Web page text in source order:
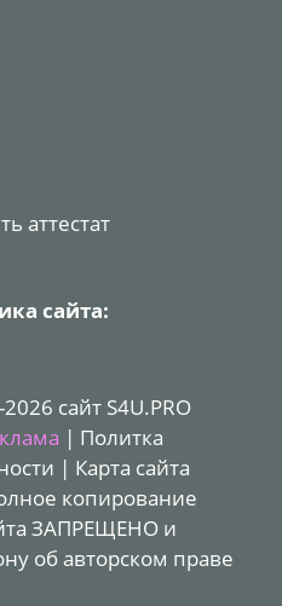
аттестат
сайта:
сайт S4U.PRO
| Политка
| Карта сайта
копирование
ЗАПРЕЩЕНО и
об авторском праве